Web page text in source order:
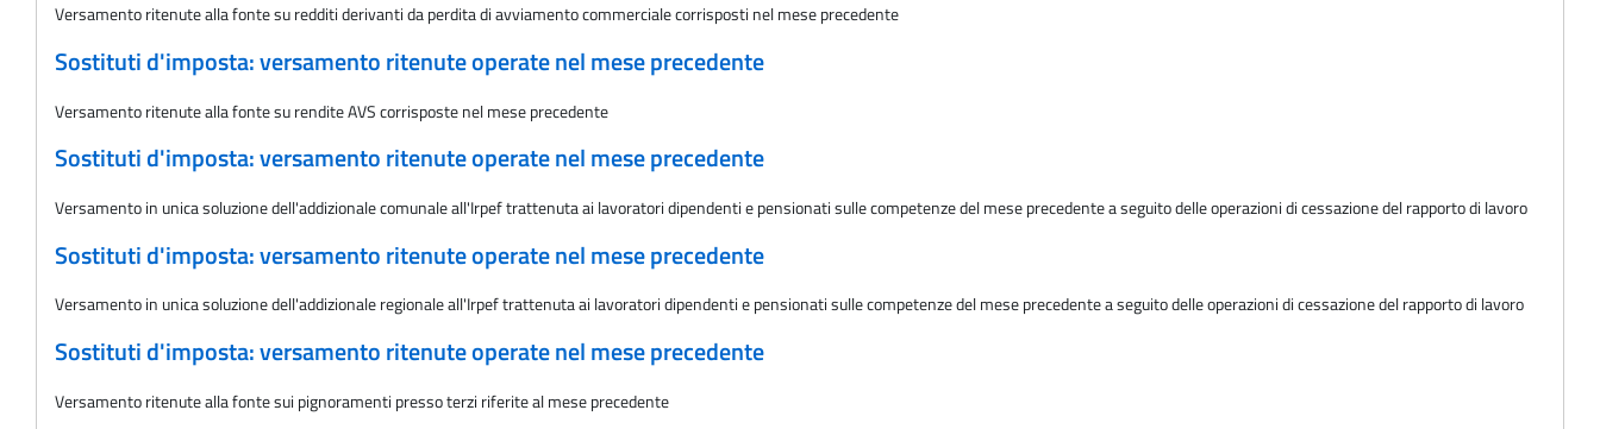
Versamento ritenute alla fonte su redditi derivanti da perdita di avviamento commerciale corrisposti nel mese precedente
Sostituti d'imposta: versamento ritenute operate nel mese precedente
Versamento ritenute alla fonte su rendite AVS corrisposte nel mese precedente
Sostituti d'imposta: versamento ritenute operate nel mese precedente
Versamento in unica soluzione dell'addizionale comunale all'Irpef trattenuta ai lavoratori dipendenti e pensionati sulle competenze del mese precedente a seguito delle operazioni di cessazione del rapporto di lavoro
Sostituti d'imposta: versamento ritenute operate nel mese precedente
Versamento in unica soluzione dell'addizionale regionale all'Irpef trattenuta ai lavoratori dipendenti e pensionati sulle competenze del mese precedente a seguito delle operazioni di cessazione del rapporto di lavoro
Sostituti d'imposta: versamento ritenute operate nel mese precedente
Versamento ritenute alla fonte sui pignoramenti presso terzi riferite al mese precedente